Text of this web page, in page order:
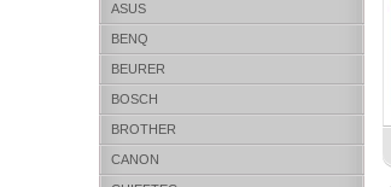
ASUS
BENQ
BEURER
BOSCH
BROTHER
CANON